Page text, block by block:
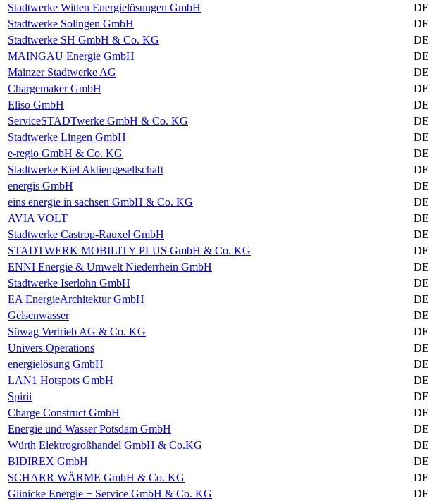
Stadtwerke Witten Energielösungen GmbH
DE
Stadtwerke Solingen GmbH
DE
Stadtwerke SH GmbH & Co. KG
DE
MAINGAU Energie GmbH
DE
Mainzer Stadtwerke AG
DE
Chargemaker GmbH
DE
Eliso GmbH
DE
ServiceSTADTwerke GmbH & Co. KG
DE
Stadtwerke Lingen GmbH
DE
e-regio GmbH & Co. KG
DE
Stadtwerke Kiel Aktiengesellschaft
DE
energis GmbH
DE
eins energie in sachsen GmbH & Co. KG
DE
AVIA VOLT
DE
Stadtwerke Castrop-Rauxel GmbH
DE
STADTWERK MOBILITY PLUS GmbH & Co. KG
DE
ENNI Energie & Umwelt Niederrhein GmbH
DE
Stadtwerke Iserlohn GmbH
DE
EA EnergieArchitektur GmbH
DE
Gelsenwasser
DE
Süwag Vertrieb AG & Co. KG
DE
Univers Operations
DE
energielösung GmbH
DE
LAN1 Hotspots GmbH
DE
Spirii
DE
Charge Construct GmbH
DE
Energie und Wasser Potsdam GmbH
DE
Würth Elektrogroßhandel GmbH & Co.KG
DE
BIDIREX GmbH
DE
SCHARR WÄRME GmbH & Co. KG
DE
Glinicke Energie + Service GmbH & Co. KG
DE